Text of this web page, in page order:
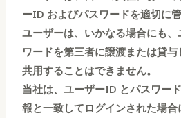
ーID およびパスワードを適切に
ユーザーは、いかなる場合にも、
ワードを第三者に譲渡または貸
共用することはできません。
当社は、ユーザーID とパスワー
報と一致してログインされた場